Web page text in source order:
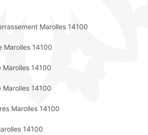
Marolles 14100
Marolles 14100
14100
Marolles 14100
Marolles 14100
14100